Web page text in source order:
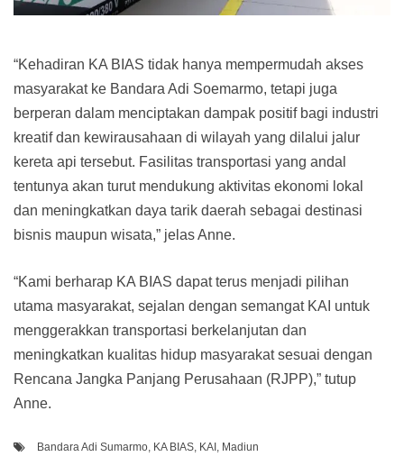
“Kehadiran KA BIAS tidak hanya mempermudah akses
masyarakat ke Bandara Adi Soemarmo, tetapi juga
berperan dalam menciptakan dampak positif bagi industri
kreatif dan kewirausahaan di wilayah yang dilalui jalur
kereta api tersebut. Fasilitas transportasi yang andal
tentunya akan turut mendukung aktivitas ekonomi lokal
dan meningkatkan daya tarik daerah sebagai destinasi
bisnis maupun wisata,” jelas Anne.
“Kami berharap KA BIAS dapat terus menjadi pilihan
utama masyarakat, sejalan dengan semangat KAI untuk
menggerakkan transportasi berkelanjutan dan
meningkatkan kualitas hidup masyarakat sesuai dengan
Rencana Jangka Panjang Perusahaan (RJPP),” tutup
Anne.
Bandara Adi Sumarmo KA BIAS KAI Madiun